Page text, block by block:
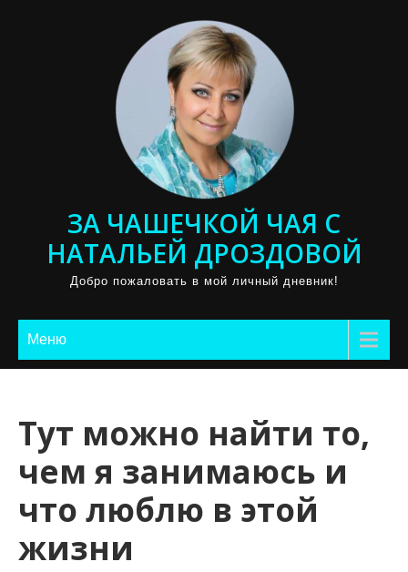
ЗА ЧАШЕЧКОЙ ЧАЯ С
НАТАЛЬЕЙ ДРОЗДОВОЙ
Добро пожаловать в мой личный дневник!
Меню
Тут можно найти то,
чем я занимаюсь и
что люблю в этой
жизни